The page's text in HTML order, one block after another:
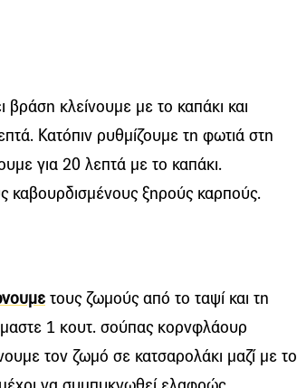
βράση κλείνουμε με το καπάκι και
Κατόπιν ρυθμίζουμε τη φωτιά στη
για 20 λεπτά με το καπάκι.
καβουρδισμένους ξηρούς καρπούς.
τους ζωμούς από το ταψί και τη
1 κουτ. σούπας κορνφλάουρ
τον ζωμό σε κατσαρολάκι μαζί με το